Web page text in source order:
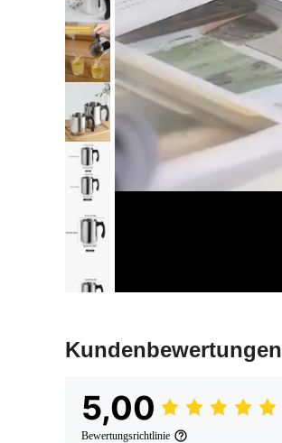
Kundenbewertungen
5,00
Bewertungsrichtlinie